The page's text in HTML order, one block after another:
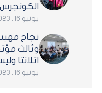
الكونجرس
يونيو 16, 2023
نجاح
وثالث
اتلانتا
يونيو 16, 2023